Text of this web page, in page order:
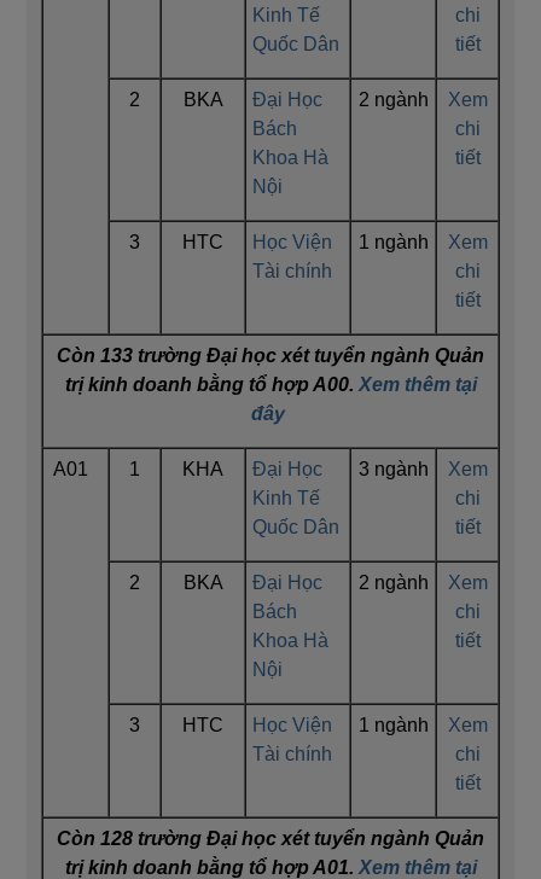
Kinh Tế
Quốc Dân
chi
tiết
2 BKA
Đại Học
Bách
Khoa Hà
Nội
2 ngành
Xem
chi
tiết
3 HTC
Học Viện
Tài chính
1 ngành
Xem
chi
tiết
Còn 133 trường Đại học xét tuyển ngành Quản
trị kinh doanh bằng tổ hợp A00. Xem thêm tại
đây
A01 1 KHA
Đại Học
Kinh Tế
Quốc Dân
3 ngành
Xem
chi
tiết
2 BKA
Đại Học
Bách
Khoa Hà
Nội
2 ngành
Xem
chi
tiết
3 HTC
Học Viện
Tài chính
1 ngành
Xem
chi
tiết
Còn 128 trường Đại học xét tuyển ngành Quản
trị kinh doanh bằng tổ hợp A01. Xem thêm tại